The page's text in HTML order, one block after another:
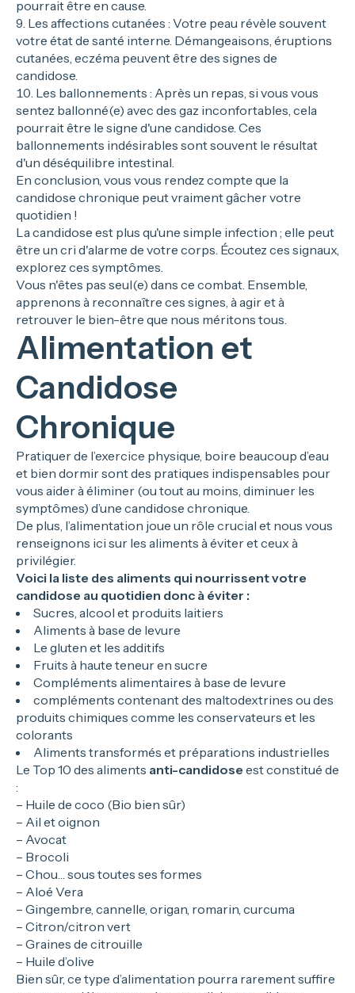
pourrait être en cause.
Les affections cutanées : Votre peau révèle souvent
votre état de santé interne. Démangeaisons, éruptions
cutanées, eczéma peuvent être des signes de
candidose.
Les ballonnements : Après un repas, si vous vous
sentez ballonné(e) avec des gaz inconfortables, cela
pourrait être le signe d'une candidose. Ces
ballonnements indésirables sont souvent le résultat
d'un déséquilibre intestinal.
En conclusion, vous vous rendez compte que la
candidose chronique peut vraiment gâcher votre
quotidien !
La candidose est plus qu'une simple infection ; elle peut
être un cri d'alarme de votre corps. Écoutez ces signaux,
explorez ces symptômes.
Vous n'êtes pas seul(e) dans ce combat. Ensemble,
apprenons à reconnaître ces signes, à agir et à
retrouver le bien-être que nous méritons tous.
Alimentation et
Candidose
Chronique
Pratiquer de l’exercice physique, boire beaucoup d’eau
et bien dormir sont des pratiques indispensables pour
vous aider à éliminer (ou tout au moins, diminuer les
symptômes) d’une candidose chronique.
De plus, l’alimentation joue un rôle crucial et nous vous
renseignons ici sur les aliments à éviter et ceux à
privilégier.
Voici la liste des aliments qui nourrissent votre
candidose au quotidien donc à éviter :
Sucres, alcool et produits laitiers
Aliments à base de levure
Le gluten et les additifs
Fruits à haute teneur en sucre
Compléments alimentaires à base de levure
compléments contenant des maltodextrines ou des
produits chimiques comme les conservateurs et les
colorants
Aliments transformés et préparations industrielles
Le Top 10 des aliments anti-candidose est constitué de
:
– Huile de coco (Bio bien sûr)
– Ail et oignon
– Avocat
– Brocoli
– Chou… sous toutes ses formes
– Aloé Vera
– Gingembre, cannelle, origan, romarin, curcuma
– Citron/citron vert
– Graines de citrouille
– Huile d’olive
Bien sûr, ce type d’alimentation pourra rarement suffire